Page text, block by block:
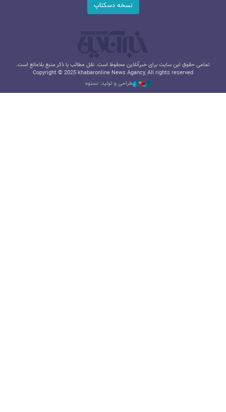
نسخه دسکتاپ
تمامی حقوق این سایت برای خبرآنلاین محفوظ است. نقل مطالب با ذکر منبع بلامانع است.
Copyright © 2025 khabaronline News Agancy, All rights reserved
طراحی و تولید: نستوه